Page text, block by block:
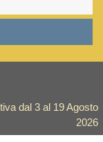
dal 3 al 19 Agosto
2026